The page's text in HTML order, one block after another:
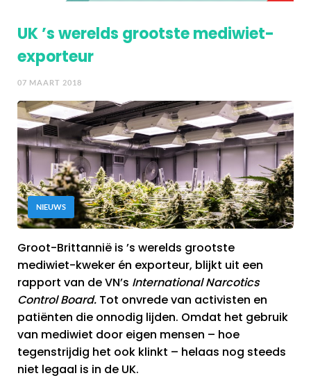
UK ’s werelds grootste mediwiet-
exporteur
07 MAART 2018
NIEUWS
Groot-Brittannië is ’s werelds grootste
mediwiet-kweker én exporteur, blijkt uit een
rapport van de VN’s International Narcotics
Control Board. Tot onvrede van activisten en
patiënten die onnodig lijden. Omdat het gebruik
van mediwiet door eigen mensen – hoe
tegenstrijdig het ook klinkt – helaas nog steeds
niet legaal is in de UK.